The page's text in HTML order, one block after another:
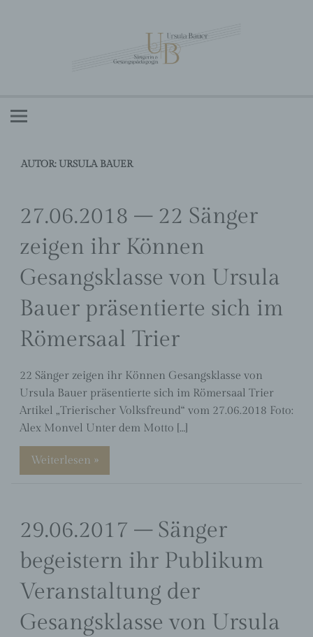
Gesangspädagogin
AUTOR: URSULA BAUER
27.06.2018 – 22 Sänger
zeigen ihr Können
Gesangsklasse von Ursula
Bauer präsentierte sich im
Römersaal Trier
22 Sänger zeigen ihr Können Gesangsklasse von
Ursula Bauer präsentierte sich im Römersaal Trier
Artikel „Trierischer Volksfreund“ vom 27.06.2018 Foto:
Alex Monvel Unter dem Motto […]
Weiterlesen »
29.06.2017 – Sänger
begeistern ihr Publikum
Veranstaltung der
Gesangsklasse von Ursula